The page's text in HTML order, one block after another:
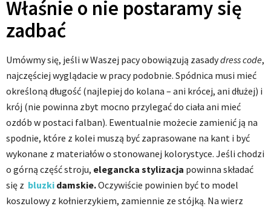
Właśnie o nie postaramy się
zadbać
Umówmy się, jeśli w Waszej pacy obowiązują zasadydresscode,
najczęściej wyglądacie w pracy podobnie. Spódnica musi mieć
określoną długość (najlepiej do kolana – ani krócej, ani dłużej) i
krój (nie powinna zbyt mocno przylegać do ciała ani mieć
ozdób w postaci falban). Ewentualnie możecie zamienić ją na
spodnie, które z kolei muszą być zaprasowane na kant i być
wykonane z materiałów o stonowanej kolorystyce. Jeśli chodzi
o górną część stroju, elegancka stylizacja powinna składać
się z bluzki damskie.Oczywiście powinien być to model
koszulowy z kołnierzykiem, zamiennie ze stójką. Na wierz